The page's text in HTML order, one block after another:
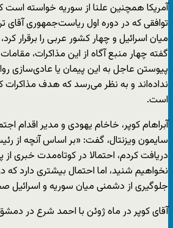
آمریکا همچنین علنا از سوریه خواسته است
توافقی که در دوره اول ریاست‌جمهوری آقای
میان اسرائیل و چهار کشور عربی را برقرار
گفته چهار منبع آگاه از این مذاکرات،
پیوستن عاجل به این پیمان یا عادی‌سازی
نداده‌اند و به نظر می‌رسد که هدف مذاکرات
است.
آبراهام کوپر، خاخام یهودی و مدیر اقدام
سایمون ویزنتال، گفت: «بر اساس آنچه از
دریافت کردم، احتمالا در کوتاه‌مدت خبری از
نخواهیم شنید، اما احتمال بیشتری دارد
جلوگیری از دشمنی میان سوریه و
آقای کوپر در ماه ژوئن با احمد شرع در